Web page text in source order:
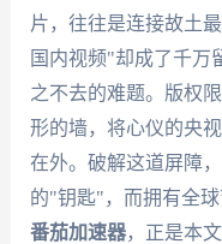
片，往往是连接故土
国内视频"却成了千万
之不去的难题。版权
形的墙，将心仪的央
在外。破解这道屏障
的"钥匙"，而拥有全
番茄加速器，正是本